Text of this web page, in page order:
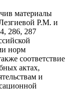
материалы
Р.М. и
286, 287
норм
соответствие
актах,
и